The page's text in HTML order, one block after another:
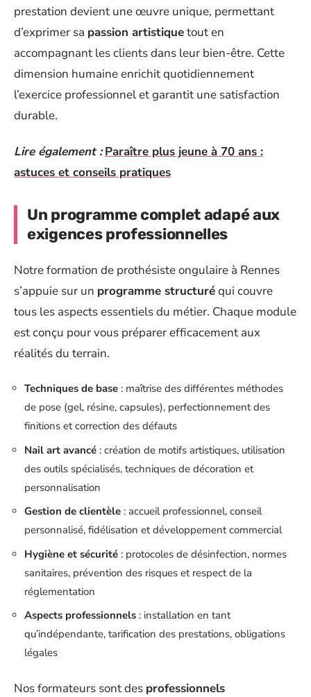
prestation devient une œuvre unique, permettant
d’exprimer sa passion artistiquetout en
accompagnant les clients dans leur bien-être. Cette
dimension humaine enrichit quotidiennement
l’exercice professionnel et garantit une satisfaction
durable.
Lire également : Paraître plus jeune à 70 ans :
astuces et conseils pratiques
Un programme complet adapé aux
exigences professionnelles
Notre formation de prothésiste ongulaire à Rennes
s’appuie sur un programme structuréqui couvre
tous les aspects essentiels du métier. Chaque module
est conçu pour vous préparer efficacement aux
réalités du terrain.
Techniques de base : maîtrise des différentes méthodes
de pose (gel, résine, capsules), perfectionnement des
finitions et correction des défauts
Nail art avancé : création de motifs artistiques, utilisation
des outils spécialisés, techniques de décoration et
personnalisation
Gestion de clientèle : accueil professionnel, conseil
personnalisé, fidélisation et développement commercial
Hygiène et sécurité : protocoles de désinfection, normes
sanitaires, prévention des risques et respect de la
réglementation
Aspects professionnels : installation en tant
qu’indépendante, tarification des prestations, obligations
légales
Nos formateurs sont des professionnels